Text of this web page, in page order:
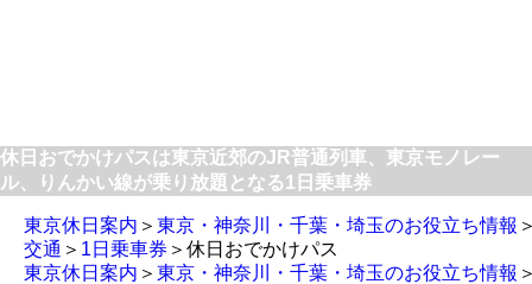
休日おでかけパスは東京近郊のJR普通列車、東京モノレー
ル、りんかい線が乗り放題となる1日乗車券
東京休日案内 ＞ 東京・神奈川・千葉・埼玉のお役立ち情報
交通 ＞ 1日乗車券 ＞休日おでかけパス
東京休日案内 ＞ 東京・神奈川・千葉・埼玉のお役立ち情報